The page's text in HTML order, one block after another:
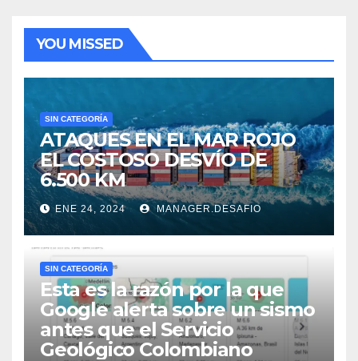
YOU MISSED
SIN CATEGORÍA
ATAQUES EN EL MAR ROJO
EL COSTOSO DESVÍO DE
6.500 KM
ENE 24, 2024 MANAGER.DESAFIO
SIN CATEGORÍA
Esta es la razón por la que
Google alerta sobre un sismo
antes que el Servicio
Geológico Colombiano